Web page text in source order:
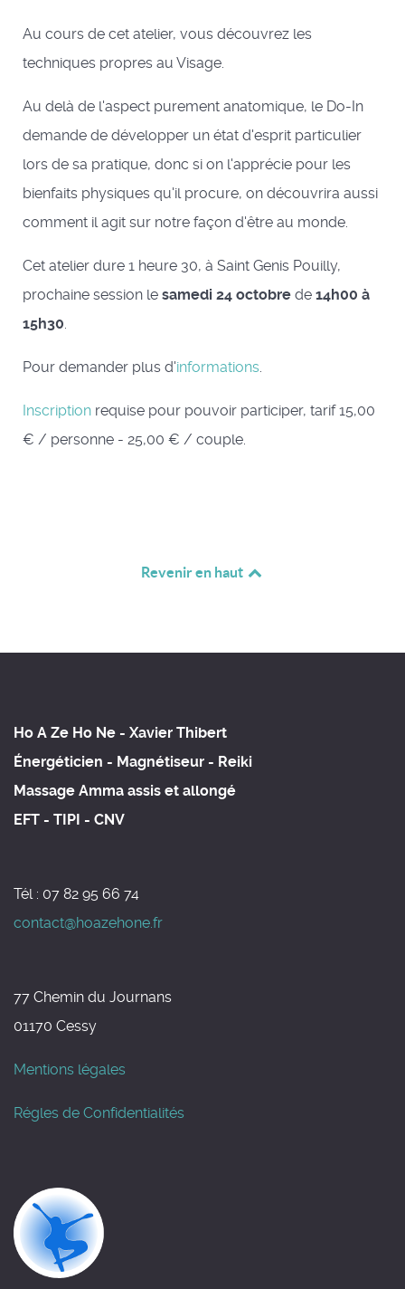
Au cours de cet atelier, vous découvrez les
techniques propres au Visage.
Au delà de l'aspect purement anatomique, le Do-In
demande de développer un état d'esprit particulier
lors de sa pratique, donc si on l'apprécie pour les
bienfaits physiques qu'il procure, on découvrira aussi
comment il agit sur notre façon d'être au monde.
Cet atelier dure 1 heure 30, à Saint Genis Pouilly,
prochaine session le samedi 24 octobre de 14h00 à
15h30.
Pour demander plus d'informations.
Inscription requise pour pouvoir participer, tarif 15,00
€ / personne - 25,00 € / couple.
Revenir en haut
Ho A Ze Ho Ne - Xavier Thibert
Énergéticien - Magnétiseur - Reiki
Massage Amma assis et allongé
EFT - TIPI - CNV
Tél : 07 82 95 66 74
contact@hoazehone.fr
77 Chemin du Journans
01170 Cessy
Mentions légales
Régles de Confidentialités